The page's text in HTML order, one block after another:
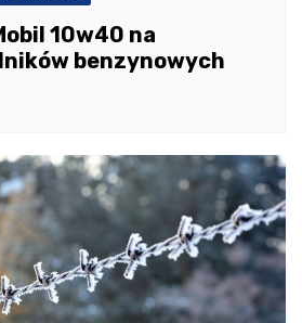
10w40 na
benzynowych